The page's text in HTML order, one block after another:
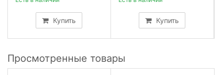
Купить Купить
Просмотренные товары